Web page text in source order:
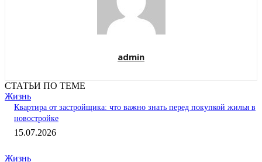
admin
СТАТЬИ ПО ТЕМЕ
Жизнь
Квартира от застройщика: что важно знать перед покупкой жилья в
новостройке
15.07.2026
Жизнь